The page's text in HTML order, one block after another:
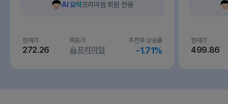
AI 요약프리미엄 회원 전용
현재가
272.26
목표가
프리미엄
추천후 상승률
-1.71%
현재가
499.86